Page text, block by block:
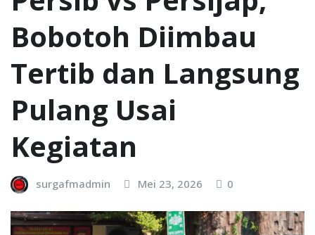
Bobotoh Diimbau
Tertib dan Langsung
Pulang Usai
Kegiatan
surgafmadmin Mei 23, 2026 0